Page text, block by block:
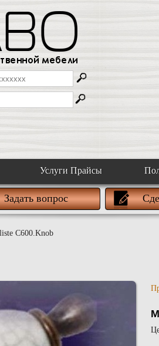
Услуги Прайсы
Задать вопрос
C600.Knob